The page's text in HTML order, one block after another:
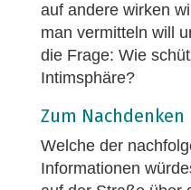
auf andere wirken
man vermitteln will
die Frage: Wie
Intimsphäre?
Zum Nachdenken
Welche der
Informationen